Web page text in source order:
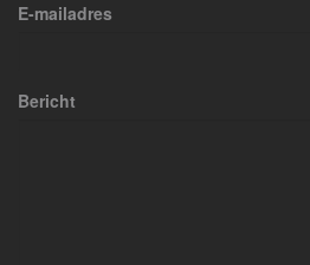
E-mailadres
Bericht